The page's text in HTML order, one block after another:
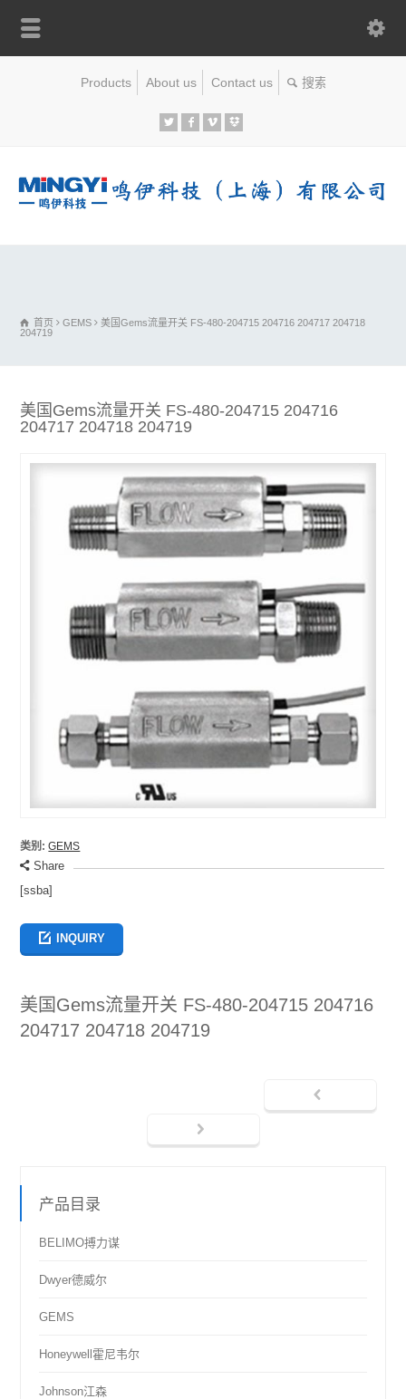
Products About us Contact us
首页 GEMS
美国Gems流量开关 FS-480-204715 204716 204717 204718
204719
美国Gems流量开关 FS-480-204715 204716
204717 204718 204719
类别: GEMS
Share
[ssba]
INQUIRY
美国Gems流量开关 FS-480-204715 204716
204717 204718 204719
产品目录
BELIMO搏力谋
Dwyer德威尔
GEMS
Honeywell霍尼韦尔
Johnson江森